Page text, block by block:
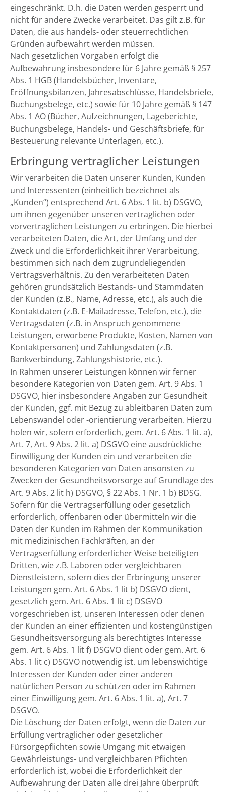
eingeschränkt. D.h. die Daten werden gesperrt und
nicht für andere Zwecke verarbeitet. Das gilt z.B. für
Daten, die aus handels- oder steuerrechtlichen
Gründen aufbewahrt werden müssen.
Nach gesetzlichen Vorgaben erfolgt die
Aufbewahrung insbesondere für 6 Jahre gemäß § 257
Abs. 1 HGB (Handelsbücher, Inventare,
Eröffnungsbilanzen, Jahresabschlüsse, Handelsbriefe,
Buchungsbelege, etc.) sowie für 10 Jahre gemäß § 147
Abs. 1 AO (Bücher, Aufzeichnungen, Lageberichte,
Buchungsbelege, Handels- und Geschäftsbriefe, für
Besteuerung relevante Unterlagen, etc.).
Erbringung vertraglicher Leistungen
Wir verarbeiten die Daten unserer Kunden, Kunden
und Interessenten (einheitlich bezeichnet als
„Kunden“) entsprechend Art. 6 Abs. 1 lit. b) DSGVO,
um ihnen gegenüber unseren vertraglichen oder
vorvertraglichen Leistungen zu erbringen. Die hierbei
verarbeiteten Daten, die Art, der Umfang und der
Zweck und die Erforderlichkeit ihrer Verarbeitung,
bestimmen sich nach dem zugrundeliegenden
Vertragsverhältnis. Zu den verarbeiteten Daten
gehören grundsätzlich Bestands- und Stammdaten
der Kunden (z.B., Name, Adresse, etc.), als auch die
Kontaktdaten (z.B. E-Mailadresse, Telefon, etc.), die
Vertragsdaten (z.B. in Anspruch genommene
Leistungen, erworbene Produkte, Kosten, Namen von
Kontaktpersonen) und Zahlungsdaten (z.B.
Bankverbindung, Zahlungshistorie, etc.).
In Rahmen unserer Leistungen können wir ferner
besondere Kategorien von Daten gem. Art. 9 Abs. 1
DSGVO, hier insbesondere Angaben zur Gesundheit
der Kunden, ggf. mit Bezug zu ableitbaren Daten zum
Lebenswandel oder -orientierung verarbeiten. Hierzu
holen wir, sofern erforderlich, gem. Art. 6 Abs. 1 lit. a),
Art. 7, Art. 9 Abs. 2 lit. a) DSGVO eine ausdrückliche
Einwilligung der Kunden ein und verarbeiten die
besonderen Kategorien von Daten ansonsten zu
Zwecken der Gesundheitsvorsorge auf Grundlage des
Art. 9 Abs. 2 lit h) DSGVO, § 22 Abs. 1 Nr. 1 b) BDSG.
Sofern für die Vertragserfüllung oder gesetzlich
erforderlich, offenbaren oder übermitteln wir die
Daten der Kunden im Rahmen der Kommunikation
mit medizinischen Fachkräften, an der
Vertragserfüllung erforderlicher Weise beteiligten
Dritten, wie z.B. Laboren oder vergleichbaren
Dienstleistern, sofern dies der Erbringung unserer
Leistungen gem. Art. 6 Abs. 1 lit b) DSGVO dient,
gesetzlich gem. Art. 6 Abs. 1 lit c) DSGVO
vorgeschrieben ist, unseren Interessen oder denen
der Kunden an einer effizienten und kostengünstigen
Gesundheitsversorgung als berechtigtes Interesse
gem. Art. 6 Abs. 1 lit f) DSGVO dient oder gem. Art. 6
Abs. 1 lit c) DSGVO notwendig ist. um lebenswichtige
Interessen der Kunden oder einer anderen
natürlichen Person zu schützen oder im Rahmen
einer Einwilligung gem. Art. 6 Abs. 1 lit. a), Art. 7
DSGVO.
Die Löschung der Daten erfolgt, wenn die Daten zur
Erfüllung vertraglicher oder gesetzlicher
Fürsorgepflichten sowie Umgang mit etwaigen
Gewährleistungs- und vergleichbaren Pflichten
erforderlich ist, wobei die Erforderlichkeit der
Aufbewahrung der Daten alle drei Jahre überprüft